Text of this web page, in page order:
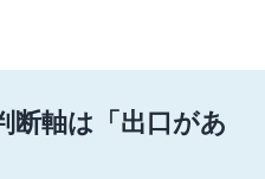
断軸は「出口があ